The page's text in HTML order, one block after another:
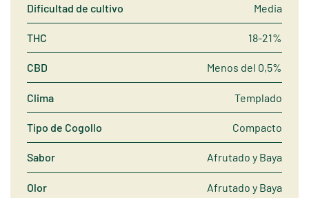
Dificultad de cultivo Media
THC 18-21%
CBD Menos del 0,5%
Clima Templado
Tipo de Cogollo Compacto
Sabor Afrutado y Baya
Olor Afrutado y Baya